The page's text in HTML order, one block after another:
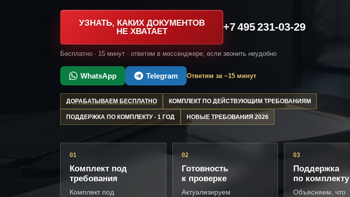
УЗНАТЬ, КАКИХ ДОКУМЕНТОВ
НЕ ХВАТАЕТ
+7 495 231-03-29
Бесплатно · 15 минут · ответим в мессенджере, если звонить неудобно
WhatsApp Telegram Ответим за ~15 минут
ДОРАБАТЫВАЕМ БЕСПЛАТНО КОМПЛЕКТ ПО ДЕЙСТВУЮЩИМ ТРЕБОВАНИЯМ
ПОДДЕРЖКА ПО КОМПЛЕКТУ - 1 ГОД НОВЫЕ ТРЕБОВАНИЯ 2026
01
Комплект под
требования
Комплект под
02
Готовность
к проверке
Актуализируем
03
Поддержка
по комплекту
Объясняем, что